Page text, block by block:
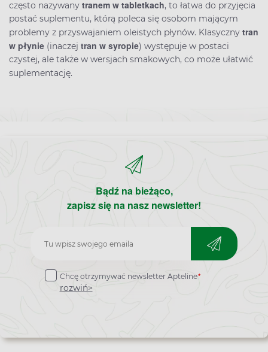
często nazywany tranem w tabletkach, to łatwa do przyjęcia
postać suplementu, którą poleca się osobom mającym
problemy z przyswajaniem oleistych płynów. Klasyczny tran
w płynie (inaczej tran w syropie) występuje w postaci
czystej, ale także w wersjach smakowych, co może ułatwić
suplementację.
Bądź na bieżąco,
zapisz się na nasz newsletter!
Zapisz
do
newslettera
Chcę otrzymywać newsletter Apteline*
rozwiń>